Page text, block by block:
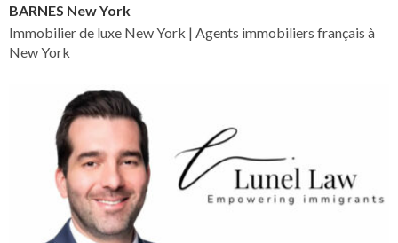
BARNES New York
Immobilier de luxe New York | Agents immobiliers français à
New York